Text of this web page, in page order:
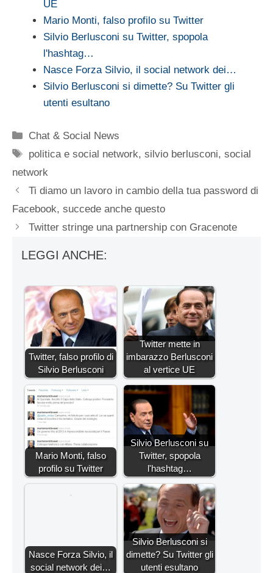
UE
Mario Monti, falso profilo su Twitter
Silvio Berlusconi su Twitter, spopola
l'hashtag…
Nasce Forza Silvio, il social network dei…
Silvio Berlusconi si dimette? Su Twitter gli
utenti esultano
Categorie
Chat & Social News
Tag
politica e social network,silvio berlusconi,social
network
Ti diamo un lavoro in cambio della tua password di
Facebook, succede anche questo
Twitter stringe una partnership con Gracenote
LEGGI ANCHE:
Twitter, falso profilo di
Silvio Berlusconi
Twitter mette in
imbarazzo Berlusconi
al vertice UE
Mario Monti, falso
profilo su Twitter
Silvio Berlusconi su
Twitter, spopola
l'hashtag…
Nasce Forza Silvio, il
social network dei…
Silvio Berlusconi si
dimette? Su Twitter gli
utenti esultano